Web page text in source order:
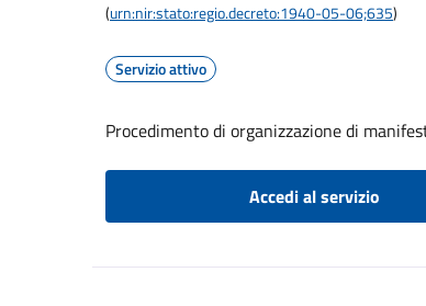
(urn:nir:stato:regio.decreto:1940-05-06;635)
Servizio attivo
Procedimento di organizzazione di
Accedi al servizio